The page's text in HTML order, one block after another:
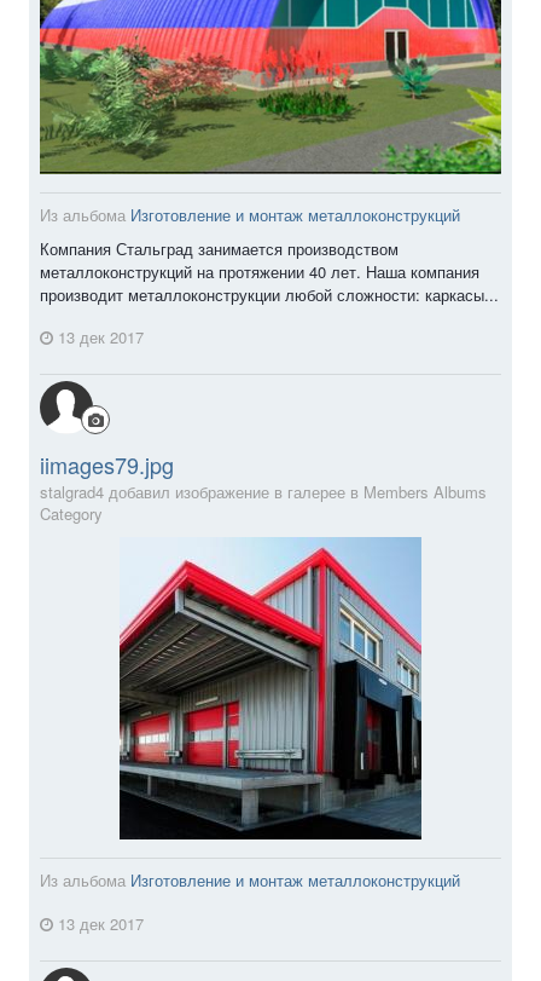
Из альбома Изготовление и монтаж металлоконструкций
Компания Стальград занимается производством
металлоконструкций на протяжении 40 лет. Наша компания
производит металлоконструкции любой сложности: каркасы...
13 дек 2017
iimages79.jpg
stalgrad4 добавил изображение в галерее в Members Albums
Category
Из альбома Изготовление и монтаж металлоконструкций
13 дек 2017